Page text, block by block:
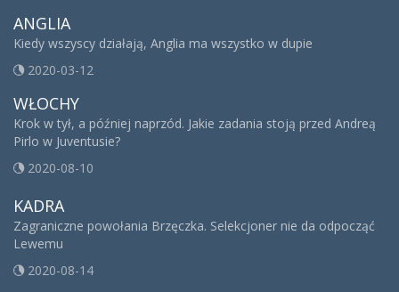
ANGLIA
Kiedy wszyscy działają, Anglia ma wszystko w dupie
2020-03-12
WŁOCHY
Krok w tył, a później naprzód. Jakie zadania stoją przed Andreą
Pirlo w Juventusie?
2020-08-10
KADRA
Zagraniczne powołania Brzęczka. Selekcjoner nie da odpocząć
Lewemu
2020-08-14